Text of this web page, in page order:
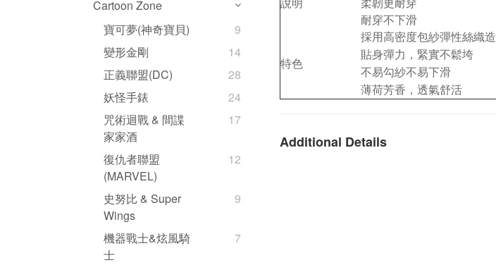
Cartoon Zone
寶可夢(神奇寶貝)
9
變形金剛
14
正義聯盟(DC)
28
妖怪手錶
24
咒術迴戰 & 間諜
家家酒
17
復仇者聯盟
(MARVEL)
12
史努比 & Super
Wings
9
機器戰士&炫風騎
士
7
耐穿不下滑
特色
採用高密度包紗彈性絲織造
貼身彈力，緊實不鬆垮
不易勾紗不易下滑
薄荷芳香，透氣舒活
Additional Details